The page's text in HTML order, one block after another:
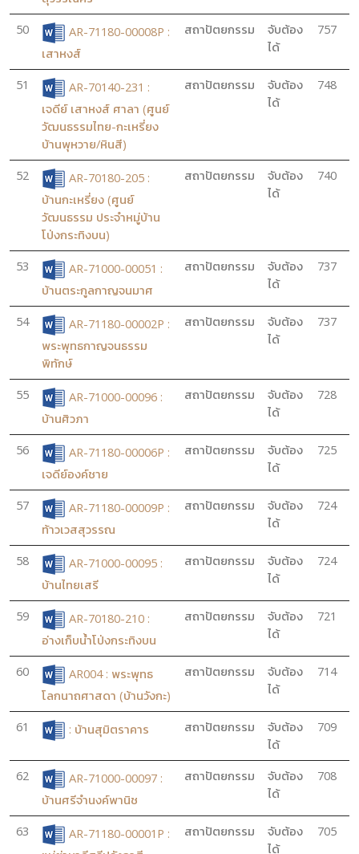
50
AR-71180-00008P :
เสาหงส์
สถาปัตยกรรม
จับต้อง
ได้
757
51
AR-70140-231 :
เจดีย์ เสาหงส์ ศาลา (ศูนย์
วัฒนธรรมไทย-กะเหรี่ยง
บ้านพุหวาย/หินสี)
สถาปัตยกรรม
จับต้อง
ได้
748
52
AR-70180-205 :
บ้านกะเหรี่ยง (ศูนย์
วัฒนธรรม ประจำหมู่บ้าน
โป่งกระทิงบน)
สถาปัตยกรรม
จับต้อง
ได้
740
53
AR-71000-00051 :
บ้านตระกูลกาญจนมาศ
สถาปัตยกรรม
จับต้อง
ได้
737
54
AR-71180-00002P :
พระพุทธกาญจนธรรม
พิทักษ์
สถาปัตยกรรม
จับต้อง
ได้
737
55
AR-71000-00096 :
บ้านศิวภา
สถาปัตยกรรม
จับต้อง
ได้
728
56
AR-71180-00006P :
เจดีย์องค์ชาย
สถาปัตยกรรม
จับต้อง
ได้
725
57
AR-71180-00009P :
ท้าวเวสสุวรรณ
สถาปัตยกรรม
จับต้อง
ได้
724
58
AR-71000-00095 :
บ้านไทยเสรี
สถาปัตยกรรม
จับต้อง
ได้
724
59
AR-70180-210 :
อ่างเก็บน้ำโป่งกระทิงบน
สถาปัตยกรรม
จับต้อง
ได้
721
60
AR004 : พระพุทธ
โลกนาถศาสดา (บ้านวังกะ)
สถาปัตยกรรม
จับต้อง
ได้
714
61 : บ้านสุมิตราคาร สถาปัตยกรรม
จับต้อง
ได้
709
62
AR-71000-00097 :
บ้านศรีจำนงค์พานิช
สถาปัตยกรรม
จับต้อง
ได้
708
63
AR-71180-00001P :
สถาปัตยกรรม
จับต้อง
ได้
705